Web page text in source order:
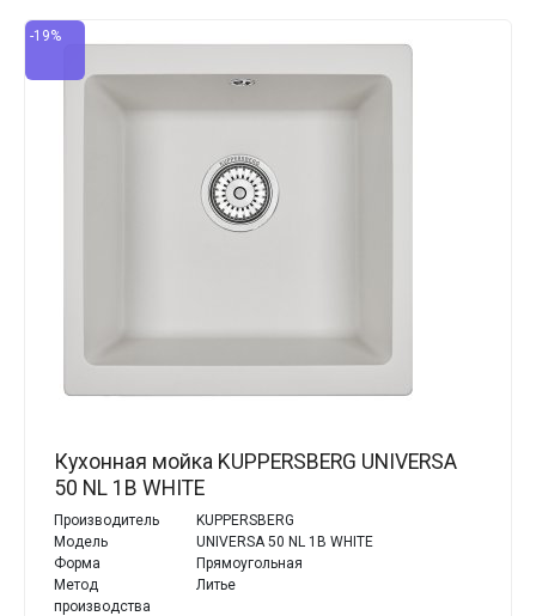
-19%
Кухонная мойка KUPPERSBERG UNIVERSA
50 NL 1B WHITE
Производитель
KUPPERSBERG
Модель
UNIVERSA 50 NL 1B WHITE
Форма
Прямоугольная
Метод
производства
Литье